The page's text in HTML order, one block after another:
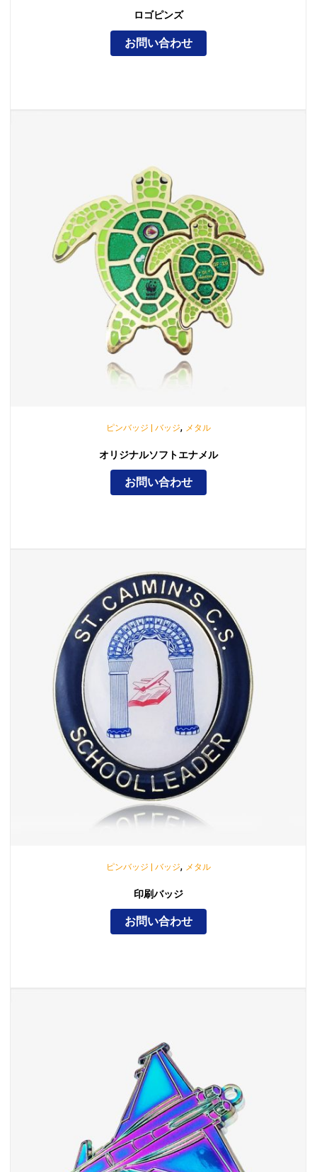
ロゴピンズ
お問い合わせ
ピンバッジ | バッジ, メタル
オリジナルソフトエナメル
お問い合わせ
ピンバッジ | バッジ, メタル
印刷バッジ
お問い合わせ